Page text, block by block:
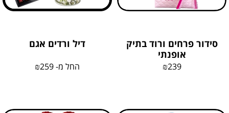
סידור פרחים ורוד בתיק
אופנתי
₪239
דיל ורדים אגם
החל מ- ₪259